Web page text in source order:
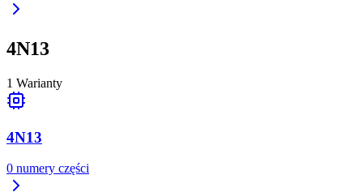
4N13
1 Warianty
4N13
0 numery części